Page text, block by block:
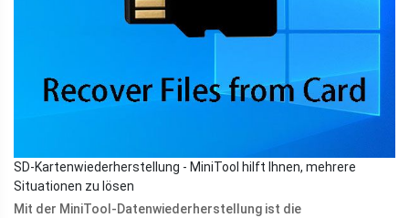
SD-Kartenwiederherstellung - MiniTool hilft Ihnen, mehrere
Situationen zu lösen
Mit der MiniTool-Datenwiederherstellung ist die